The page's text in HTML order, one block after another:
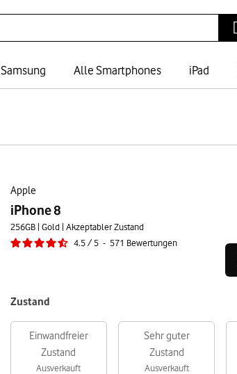
Samsung Alle Smartphones iPad
Apple
iPhone 8
256GB | Gold | Akzeptabler Zustand
4.5 / 5 - 571 Bewertungen
Zustand
Einwandfreier
Zustand
Ausverkauft
Sehr guter
Zustand
Ausverkauft